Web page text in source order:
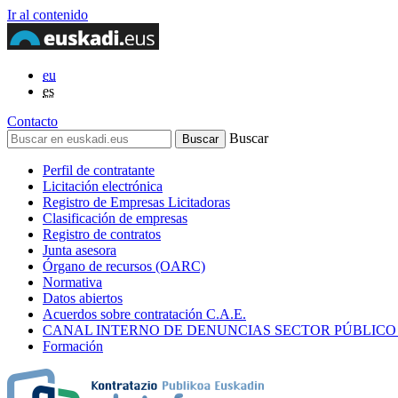
Ir al contenido
eu
es
Contacto
Buscar
Perfil de contratante
Licitación electrónica
Registro de Empresas Licitadoras
Clasificación de empresas
Registro de contratos
Junta asesora
Órgano de recursos (OARC)
Normativa
Datos abiertos
Acuerdos sobre contratación C.A.E.
CANAL INTERNO DE DENUNCIAS SECTOR
Formación